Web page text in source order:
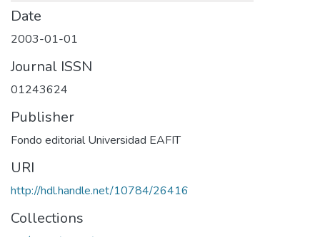
Date
2003-01-01
Journal ISSN
01243624
Publisher
Fondo editorial Universidad EAFIT
URI
http://hdl.handle.net/10784/26416
Collections